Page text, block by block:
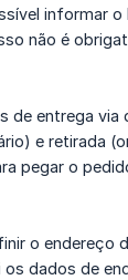
informar o
não é
de entrega via
e retirada
pegar o
o endereço
os dados de